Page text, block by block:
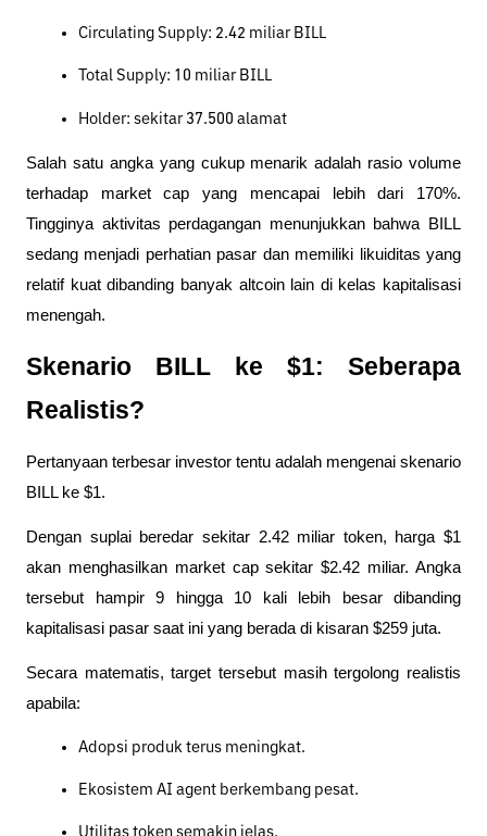
Circulating Supply: 2.42 miliar BILL
Total Supply: 10 miliar BILL
Holder: sekitar 37.500 alamat
Salah satu angka yang cukup menarik adalah rasio volume
terhadap market cap yang mencapai lebih dari 170%.
Tingginya aktivitas perdagangan menunjukkan bahwa BILL
sedang menjadi perhatian pasar dan memiliki likuiditas yang
relatif kuat dibanding banyak altcoin lain di kelas kapitalisasi
menengah.
Skenario BILL ke $1: Seberapa
Realistis?
Pertanyaan terbesar investor tentu adalah mengenai skenario
BILL ke $1.
Dengan suplai beredar sekitar 2.42 miliar token, harga $1
akan menghasilkan market cap sekitar $2.42 miliar. Angka
tersebut hampir 9 hingga 10 kali lebih besar dibanding
kapitalisasi pasar saat ini yang berada di kisaran $259 juta.
Secara matematis, target tersebut masih tergolong realistis
apabila:
Adopsi produk terus meningkat.
Ekosistem AI agent berkembang pesat.